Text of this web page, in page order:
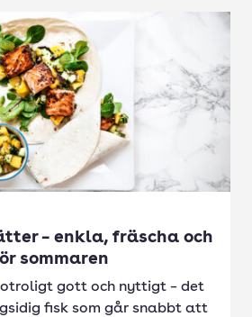
– enkla, fräscha och
sommaren
gott och nyttigt – det
fisk som går snabbt att